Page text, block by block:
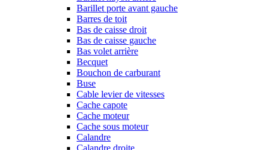
Barillet porte avant gauche
Barres de toit
Bas de caisse droit
Bas de caisse gauche
Bas volet arrière
Becquet
Bouchon de carburant
Buse
Cable levier de vitesses
Cache capote
Cache moteur
Cache sous moteur
Calandre
Calandre droite